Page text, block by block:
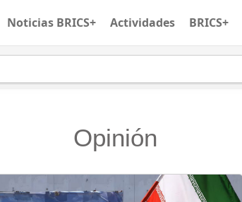
Noticias BRICS+ Actividades BRICS+
Opinión